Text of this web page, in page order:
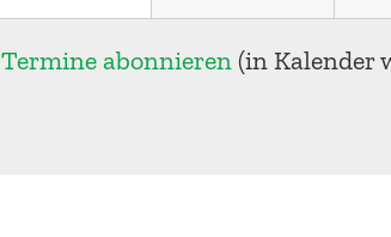
Termine abonnieren (in Kalender